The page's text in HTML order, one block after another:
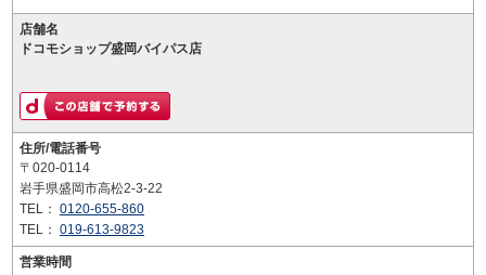
店舗名
ドコモショップ盛岡バイパス店
住所/電話番号
〒020-0114
岩手県盛岡市高松2-3-22
TEL： 0120-655-860
TEL： 019-613-9823
営業時間